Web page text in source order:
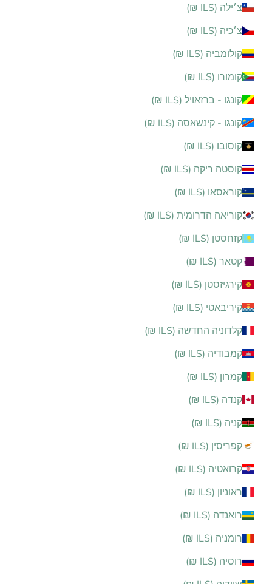
צ׳ילה (ILS ₪)
צ׳כיה (ILS ₪)
קולומביה (ILS ₪)
קומורו (ILS ₪)
קונגו - ברזאויל (ILS ₪)
קונגו - קינשאסה (ILS ₪)
קוסובו (ILS ₪)
קוסטה ריקה (ILS ₪)
קוראסאו (ILS ₪)
קוריאה הדרומית (ILS ₪)
קזחסטן (ILS ₪)
קטאר (ILS ₪)
קירגיזסטן (ILS ₪)
קיריבאטי (ILS ₪)
קלדוניה החדשה (ILS ₪)
קמבודיה (ILS ₪)
קמרון (ILS ₪)
קנדה (ILS ₪)
קניה (ILS ₪)
קפריסין (ILS ₪)
קרואטיה (ILS ₪)
ראוניון (ILS ₪)
רואנדה (ILS ₪)
רומניה (ILS ₪)
רוסיה (ILS ₪)